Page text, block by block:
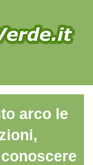
arco le